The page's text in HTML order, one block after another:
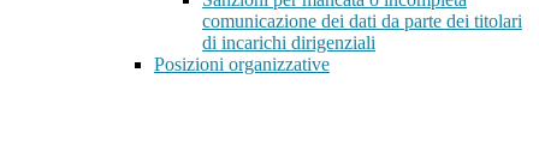
comunicazione dei dati da parte dei titolari
di incarichi dirigenziali
Posizioni organizzative